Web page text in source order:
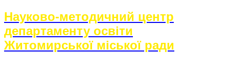
Науково-методичний центр
департаменту освіти
Житомирської міської ради